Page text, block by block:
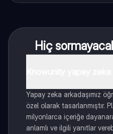
Hiç
Yapay zeka arkadaşımız
özel olarak tasarlanmıştır.
milyonlarca içeriğe
anlamlı ve ilgili yanıtlar